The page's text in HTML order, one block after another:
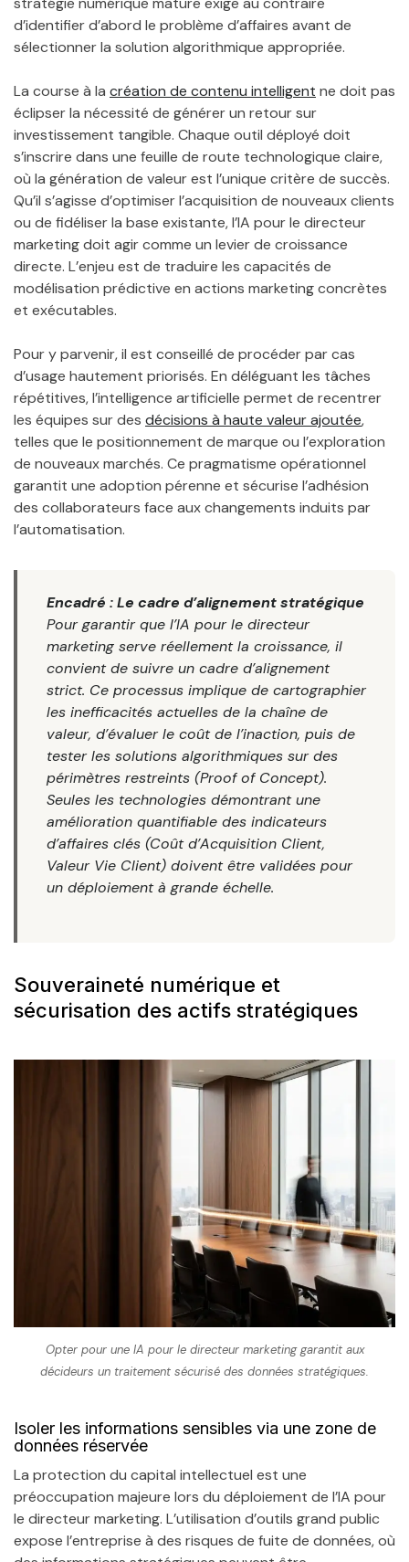
d’identifier d’abord le problème d’affaires avant de
sélectionner la solution algorithmique appropriée.
La course à la création de contenu intelligent ne doit pas
éclipser la nécessité de générer un retour sur
investissement tangible. Chaque outil déployé doit
s’inscrire dans une feuille de route technologique claire,
où la génération de valeur est l’unique critère de succès.
Qu’il s’agisse d’optimiser l’acquisition de nouveaux clients
ou de fidéliser la base existante, l’IA pour le directeur
marketing doit agir comme un levier de croissance
directe. L’enjeu est de traduire les capacités de
modélisation prédictive en actions marketing concrètes
et exécutables.
Pour y parvenir, il est conseillé de procéder par cas
d’usage hautement priorisés. En déléguant les tâches
répétitives, l’intelligence artificielle permet de recentrer
les équipes sur des décisions à haute valeur ajoutée,
telles que le positionnement de marque ou l’exploration
de nouveaux marchés. Ce pragmatisme opérationnel
garantit une adoption pérenne et sécurise l’adhésion
des collaborateurs face aux changements induits par
l’automatisation.
Encadré : Le cadre d’alignement stratégique
Pour garantir que l’IA pour le directeur
marketing serve réellement la croissance, il
convient de suivre un cadre d’alignement
strict. Ce processus implique de cartographier
les inefficacités actuelles de la chaîne de
valeur, d’évaluer le coût de l’inaction, puis de
tester les solutions algorithmiques sur des
périmètres restreints (Proof of Concept).
Seules les technologies démontrant une
amélioration quantifiable des indicateurs
d’affaires clés (Coût d’Acquisition Client,
Valeur Vie Client) doivent être validées pour
un déploiement à grande échelle.
Souveraineté numérique et
sécurisation des actifs stratégiques
Opter pour une IA pour le directeur marketing garantit aux
décideurs un traitement sécurisé des données stratégiques.
Isoler les informations sensibles via une zone de
données réservée
La protection du capital intellectuel est une
préoccupation majeure lors du déploiement de l’IA pour
le directeur marketing. L’utilisation d’outils grand public
expose l’entreprise à des risques de fuite de données, où